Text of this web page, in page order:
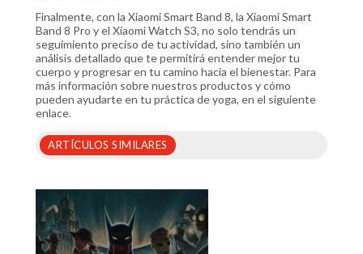
Finalmente, con la Xiaomi Smart Band 8, la Xiaomi Smart
Band 8 Pro y el Xiaomi Watch S3, no solo tendrás un
seguimiento preciso de tu actividad, sino también un
análisis detallado que te permitirá entender mejor tu
cuerpo y progresar en tu camino hacia el bienestar. Para
más información sobre nuestros productos y cómo
pueden ayudarte en tu práctica de yoga, en el siguiente
enlace.
ARTÍCULOS SIMILARES